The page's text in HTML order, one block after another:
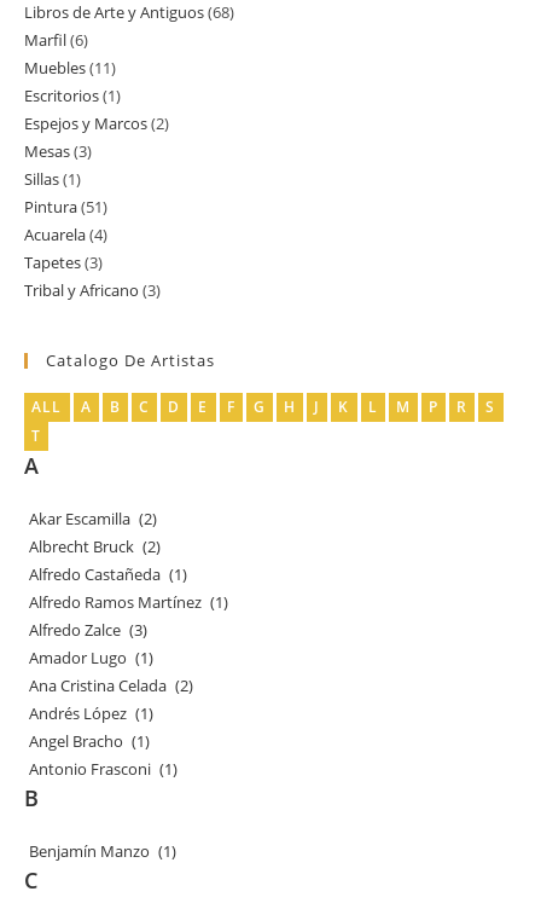
productos
Libros de Arte y Antiguos 6868
Marfil 66
productos
Muebles 1111
productos
Escritorios 11
producto
Espejos y Marcos 22
Mesas 33
Sillas 11
producto
Pintura 5151
productos
Acuarela 44
productos
Tapetes 33
productos
Tribal y Africano 33
Catalogo De Artistas
ALL A B C D E F G H J K L M P R
S
T
A
Akar Escamilla (2)
Albrecht Bruck (2)
Alfredo Castañeda (1)
Alfredo Ramos Martínez (1)
Alfredo Zalce (3)
Amador Lugo (1)
Ana Cristina Celada (2)
Andrés López (1)
Angel Bracho (1)
Antonio Frasconi (1)
B
Benjamín Manzo (1)
C